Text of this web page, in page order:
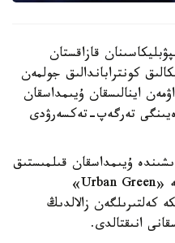
قازاقستان
كونتراباندالىق جولمەن
اينالىسقان ۇيىمداسقان
تەرگەپ-تەكسەرۋدى
كومپانيانىڭ ىشىندە ۇيىمداسقان قىلمىستىق
توپقا قاتىسى بار «Metlink» جانە «Urban Green»
كەلتىرىلگەن زالالدىڭ